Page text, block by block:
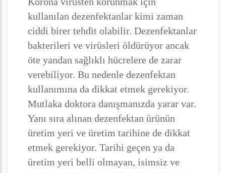
kullanılan dezenfektanlar kimi zaman
ciddi birer tehdit olabilir. Dezenfektanlar
bakterileri ve virüsleri öldürüyor ancak
öte yandan sağlıklı hücrelere de zarar
verebiliyor. Bu nedenle dezenfektan
kullanımına da dikkat etmek gerekiyor.
Mutlaka doktora danışmanızda yarar var.
Yanı sıra alınan dezenfektan ürünün
üretim yeri ve üretim tarihine de dikkat
etmek gerekiyor. Tarihi geçen ya da
üretim yeri belli olmayan, isimsiz ve